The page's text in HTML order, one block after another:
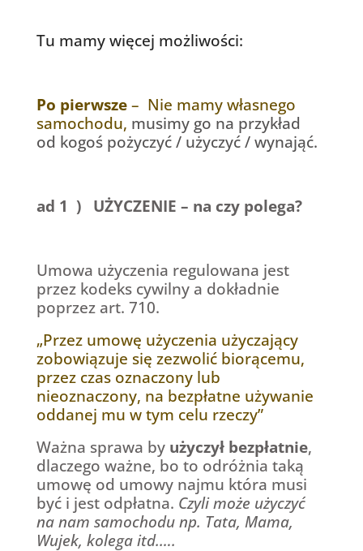
Tu mamy więcej możliwości:
Po pierwsze– Nie mamy własnego
samochodu, musimy go na przykład
od kogoś pożyczyć / użyczyć / wynająć.
ad 1 ) UŻYCZENIE – na czy polega?
Umowa użyczenia regulowana jest
przez kodeks cywilny a dokładnie
poprzez art. 710.
„Przez umowę użyczenia użyczający
zobowiązuje się zezwolić biorącemu,
przez czas oznaczony lub
nieoznaczony, na bezpłatne używanie
oddanej mu w tym celu rzeczy”
Ważna sprawa by użyczył bezpłatnie,
dlaczego ważne, bo to odróżnia taką
umowę od umowy najmu która musi
być i jest odpłatna. Czyli może użyczyć
na nam samochodu np. Tata, Mama,
Wujek, kolega itd.….